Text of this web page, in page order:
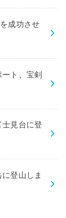
成功させ
ート、宝剣
士見台に登
登山しま